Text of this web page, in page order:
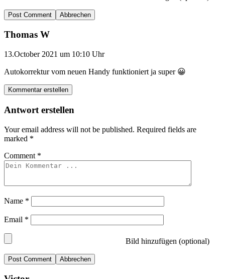
Abbrechen
Thomas W
13.October 2021 um 10:10 Uhr
Autokorrektur vom neuen Handy funktioniert ja super 😀
Kommentar erstellen
Antwort erstellen
Your email address will not be published. Required fields are
marked *
Comment *
Name *
Email *
Bild hinzufügen (optional)
Abbrechen